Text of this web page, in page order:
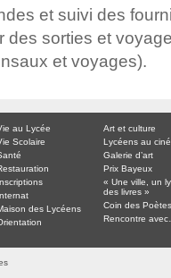
et suivi des
des sorties et
et voyages).
au Lycée
Scolaire
des Lycéens
Art et culture
Lycéens au
Galerie d’art
Prix Bayeux
« Une ville, un
des livres »
Coin des Poètes
Rencontre